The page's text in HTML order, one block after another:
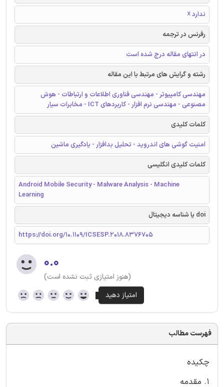
ندارد ☓
رفرنس در ترجمه
در انتهای مقاله درج شده است
رشته و گرایش های مرتبط با این مقاله
مهندسی کامپیوتر - مهندسی فناوری اطلاعات و ارتباطات - هوش
مصنوعی - مهندسی نرم افزار - کاربردهای ICT - مخابرات سیار
کلمات کلیدی
امنیت گوشی های اندروید - تحلیل بدافزار - یادگیری ماشین
کلمات کلیدی انگلیسی
Android Mobile Security - Malware Analysis - Machine
Learning
doi یا شناسه دیجیتال
https://doi.org/10.1109/ICSESP.2018.8376705
۰.۰
(هنوز امتیازی ثبت نشده است)
فهرست مطالب
چکیده
1. مقدمه